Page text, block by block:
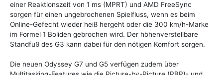
einer Reaktionszeit von 1 ms (MPRT) und AMD FreeSync
sorgen für einen ungebrochenen Spielfluss, wenn es beim
Online-Gefecht wieder heiß hergeht oder die 300 km/h-Marke
im Formel 1 Boliden gebrochen wird. Der höhenverstellbare
Standfuß des G3 kann dabei für den nötigen Komfort sorgen.
Die neuen Odyssey G7 und G5 verfügen zudem über